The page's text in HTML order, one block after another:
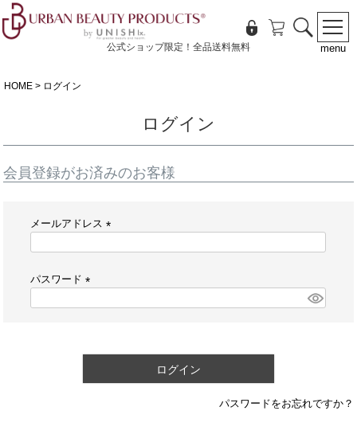
menu
公式ショップ限定！全品送料無料
HOME ログイン
ログイン
会員登録がお済みのお客様
メールアドレス
)
パスワード
ログイン
パスワードをお忘れですか？